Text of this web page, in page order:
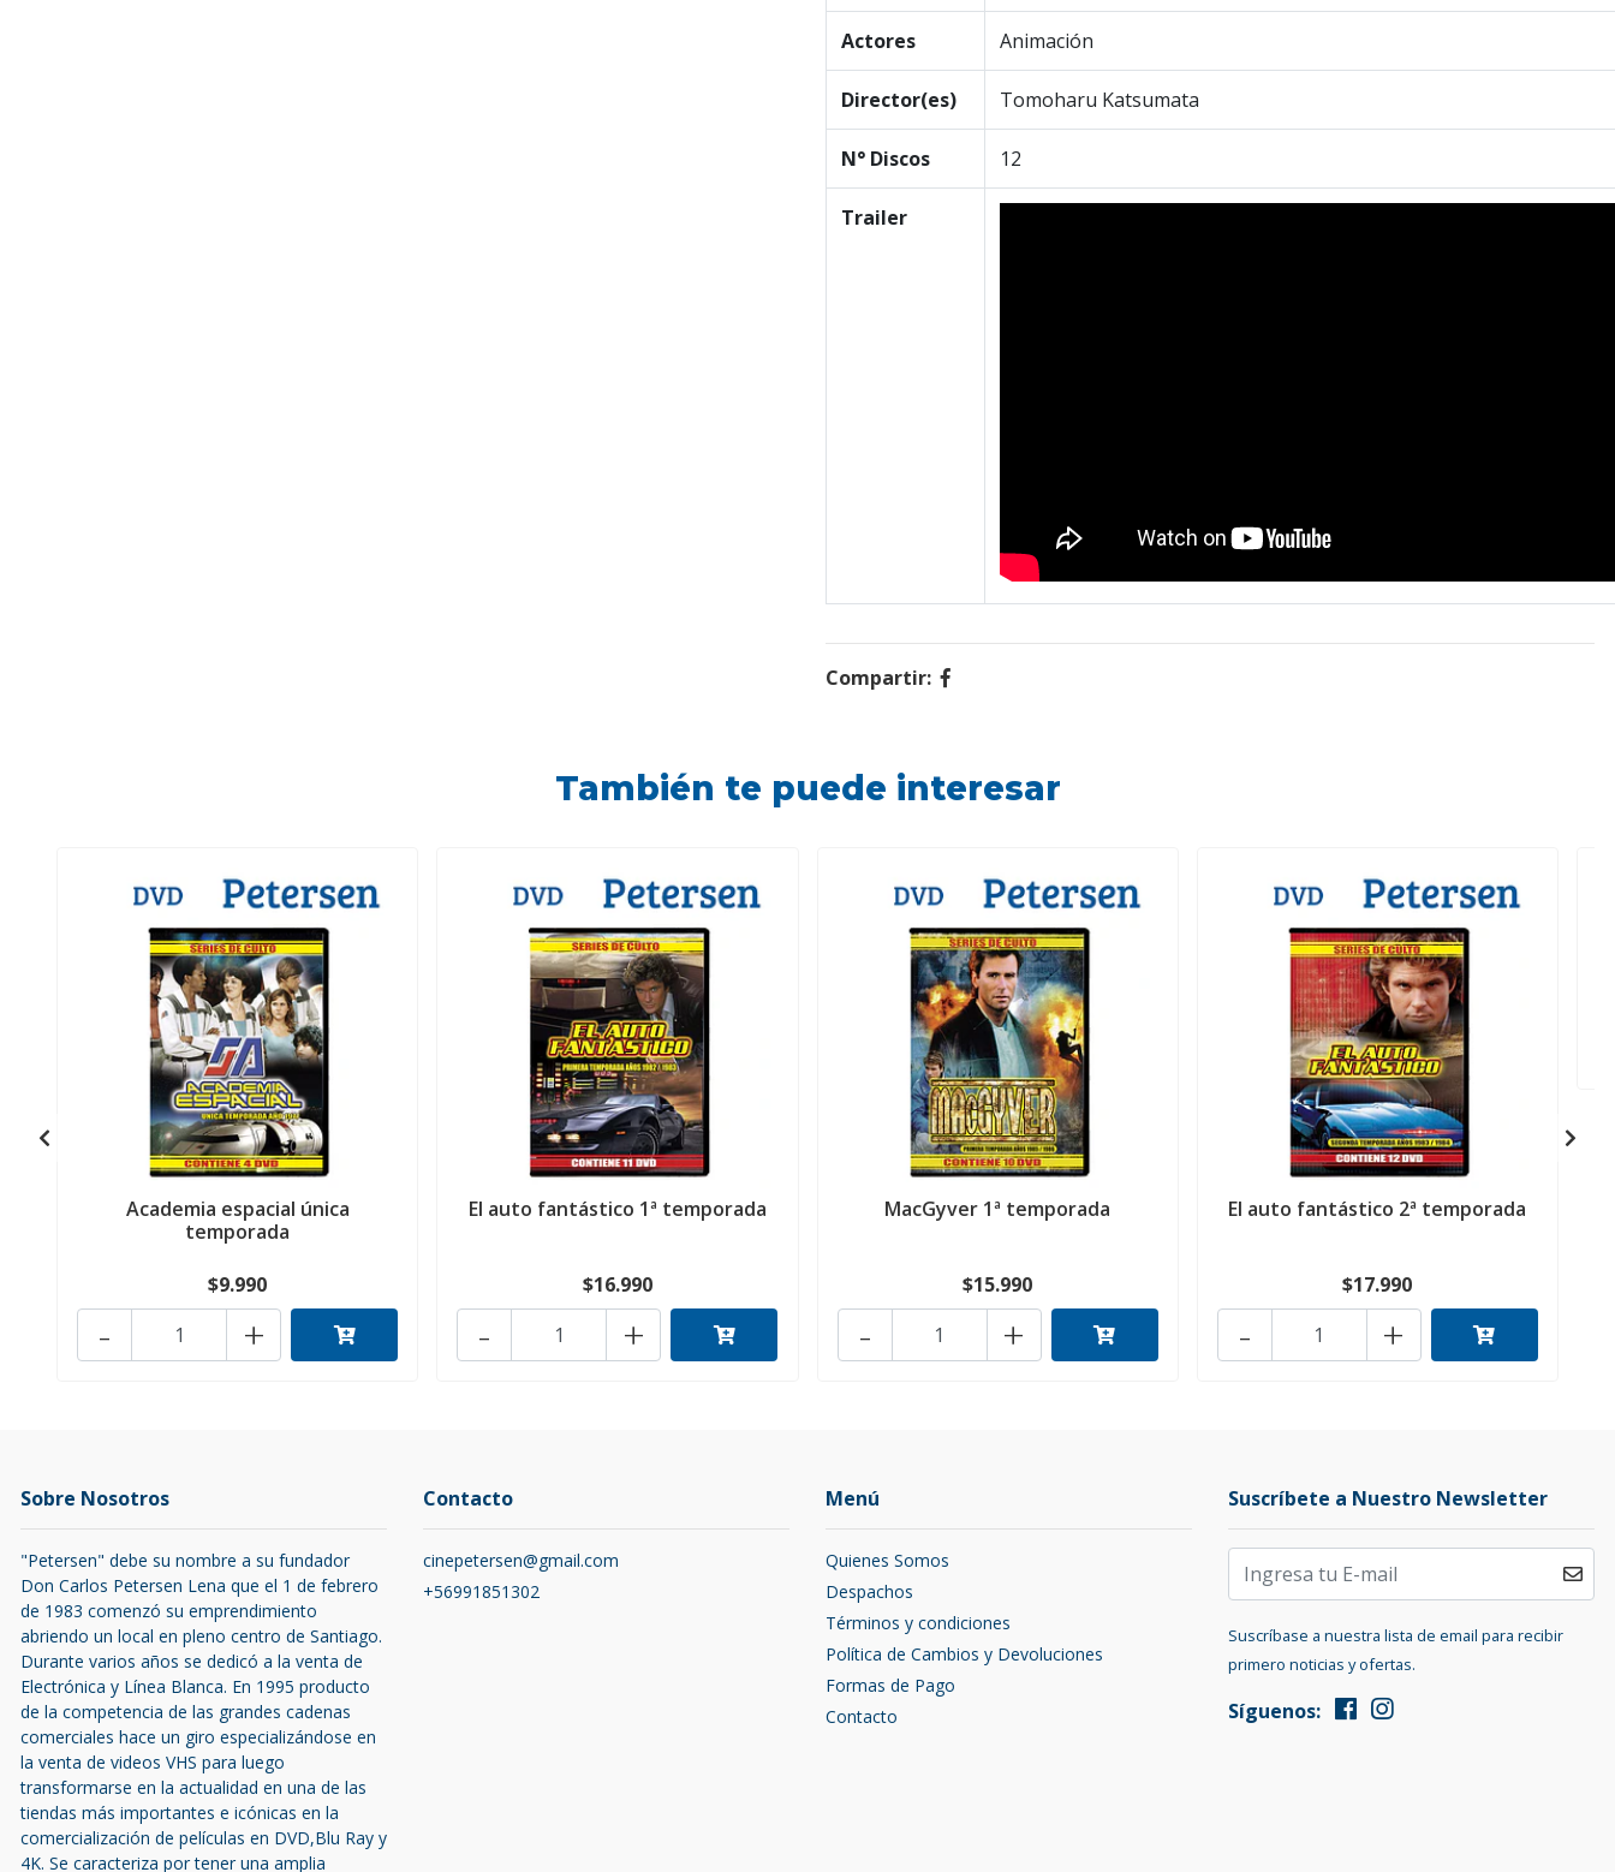
Actores Animación
Director(es) Tomoharu Katsumata
N° Discos 12
Trailer
Compartir:
También te puede interesar
Academia espacial única
temporada
$9.990
+
-
El auto fantástico 1ª temporada
$16.990
+
-
MacGyver 1ª temporada
$15.990
+
-
El auto fantástico 2ª temporada
$17.990
+
-
Sobre Nosotros
"Petersen" debe su nombre a su fundador
Don Carlos Petersen Lena que el 1 de febrero
de 1983 comenzó su emprendimiento
abriendo un local en pleno centro de Santiago.
Durante varios años se dedicó a la venta de
Electrónica y Línea Blanca. En 1995 producto
de la competencia de las grandes cadenas
comerciales hace un giro especializándose en
la venta de videos VHS para luego
transformarse en la actualidad en una de las
tiendas más importantes e icónicas en la
comercialización de películas en DVD,Blu Ray y
4K. Se caracteriza por tener una amplia
Contacto
cinepetersen@gmail.com
+56991851302
Menú
Quienes Somos
Despachos
Términos y condiciones
Política de Cambios y Devoluciones
Formas de Pago
Contacto
Suscríbete a Nuestro Newsletter
Suscríbase a nuestra lista de email para recibir
primero noticias y ofertas.
Síguenos: